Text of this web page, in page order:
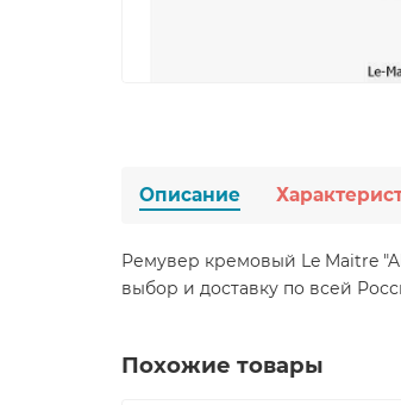
Описание
Ремувер кремовый Le Maitre
выбор и доставку по всей
Похожие товары